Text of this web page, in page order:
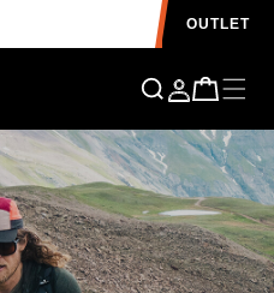
OUTLET